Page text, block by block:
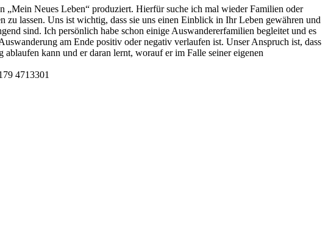
Neues Leben“ produziert. Hierfür suche ich mal wieder Familien oder
zu lassen. Uns ist wichtig, dass sie uns einen Einblick in Ihr Leben gewähren und
sind. Ich persönlich habe schon einige Auswandererfamilien begleitet und es
am Ende positiv oder negativ verlaufen ist. Unser Anspruch ist, dass
kann und er daran lernt, worauf er im Falle seiner eigenen
4713301